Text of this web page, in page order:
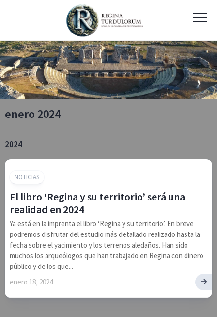
enero 2024
2024
NOTICIAS
El libro ‘Regina y su territorio’ será una
realidad en 2024
Ya está en la imprenta el libro ‘Regina y su territorio’. En breve
podremos disfrutar del estudio más detallado realizado hasta la
fecha sobre el yacimiento y los terrenos aledaños. Han sido
muchos los arqueólogos que han trabajado en Regina con dinero
público y de los que...
enero 18, 2024